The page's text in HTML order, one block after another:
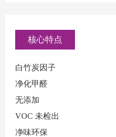
核心特点
白竹炭因子
净化甲醛
无添加
VOC 未检出
净味环保